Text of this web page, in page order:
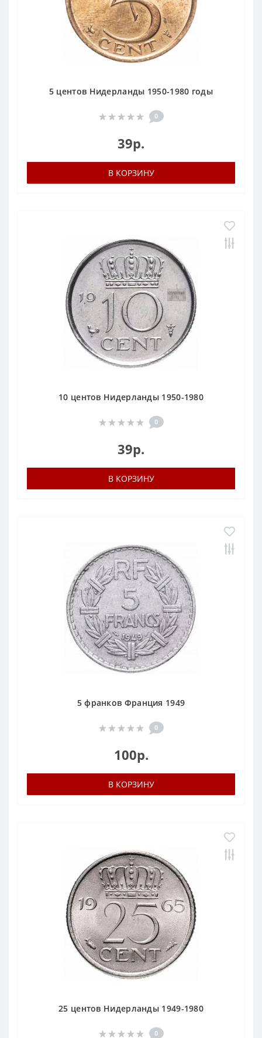
5 центов Нидерланды 1950-1980 годы
0
39р.
В КОРЗИНУ
10 центов Нидерланды 1950-1980
0
39р.
В КОРЗИНУ
5 франков Франция 1949
0
100р.
В КОРЗИНУ
25 центов Нидерланды 1949-1980
0